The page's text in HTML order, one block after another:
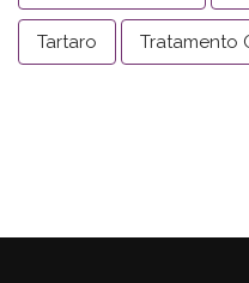
Tartaro Tratamento